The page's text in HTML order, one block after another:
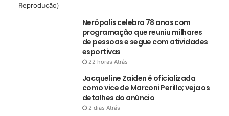
Nerópolis celebra 78 anos com
programação que reuniu milhares
de pessoas e segue com atividades
esportivas
22 horas Atrás
Jacqueline Zaiden é oficializada
como vice de Marconi Perillo; veja os
detalhes do anúncio
2 dias Atrás